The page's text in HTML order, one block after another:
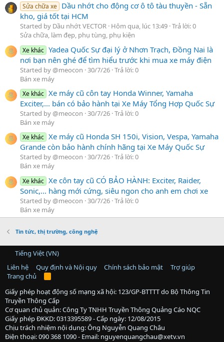
Sửa chữa xe Dầu nhớt cho động cơ ô tô tàu thuyền - Sẵn
kho, giá tốt tại HCM
Started by Dầu nhớt VECTOR Hôm qua, lúc 13:49 Trả lời: 0
Sửa chữa, làm đẹp, phụ tùng, phụ kiện
Xe khác Yadea Quốc Sự đại lý ở Nhơn Trạch, Đồng Nai là
nơi bạn nên ghé để tìm hiểu trước khi mua xe máy điện
Started by @meocon 30/7/26 Trả lời: 0
Bán xe máy
Xe khác Xe máy cũ côn tay Honda Winner, Yamaha
Exciter,... bán có bảo hành tại Xe Máy Tổng Hợp Quốc Sự
Started by @meocon 30/7/26 Trả lời: 0
Bán xe máy
Xe khác Xe máy cũ Honda SH 150i, Vision, Vespa, Yamaha
Grande còn bảo hành chính hãng tại Xe Máy Quốc Sự
Started by @meocon 30/7/26 Trả lời: 0
Bán xe máy
Xe khác Xe côn tay cũ CÓ BẢO HÀNH: Exciter, Raider,
Sonic,... hàng mới cứng, siêu ngon cho anh em chơi xe
Started by @meocon 30/7/26 Trả lời: 0
Bán xe máy
Tin tức, thị trường, công nghệ
Tiếng Việt (VN)
Liên hệ
Quy định và Nội quy Chính sách bảo mật
Trợ giúp
Trang chủ
R
S
S
Giấy phép hoạt động số mạng xã hội: 123/GP-BTTTT do Bộ Thông Tin
Truyền Thông Cấp
Cơ quan chủ quản: Công Ty TNHH Truyền Thông Quảng Cáo NQC
Giấy phép ĐKKD: 0313395589 - Cấp ngày: 12/08/2015
Chịu trách nhiệm nội dung: Ông Nguyễn Quang Châu
Điện thoại: 090 368 1090 - Email: nguyenquangchau@xetv.vn